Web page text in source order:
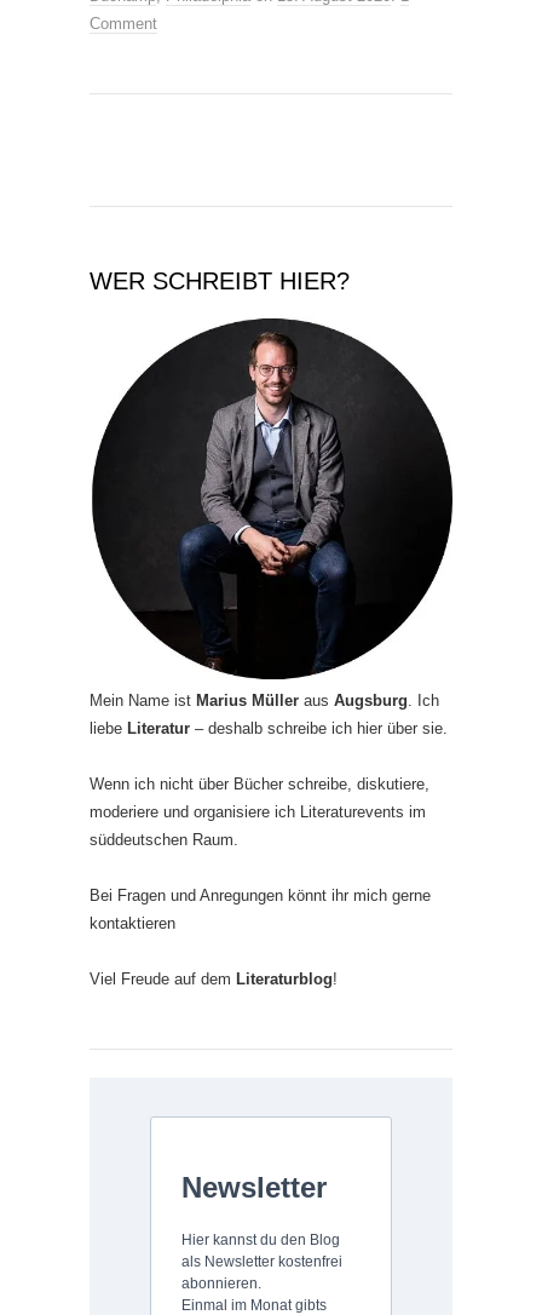
Comment
WER SCHREIBT HIER?
Mein Name ist Marius Müller aus Augsburg . Ich
liebe Literatur – deshalb schreibe ich hier über sie.
Wenn ich nicht über Bücher schreibe, diskutiere,
moderiere und organisiere ich Literaturevents im
süddeutschen Raum.
Bei Fragen und Anregungen könnt ihr mich gerne
kontaktieren
Viel Freude auf dem Literaturblog!
Newsletter
Hier kannst du den Blog
als Newsletter kostenfrei
abonnieren.
Einmal im Monat gibts